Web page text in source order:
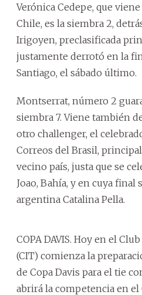
Verónica Cedepe, que
Chile, es la siembra 2,
Irigoyen, preclasificada
justamente derrotó en la
Santiago, el sábado último.
Montserrat, número 2
siembra 7. Viene también
otro challenger, el
Correos del Brasil,
vecino país, justa que se
Joao, Bahía, y en cuya final
argentina Catalina Pella.
COPA DAVIS. Hoy en el
(CIT) comienza la
de Copa Davis para el tie
abrirá la competencia en el